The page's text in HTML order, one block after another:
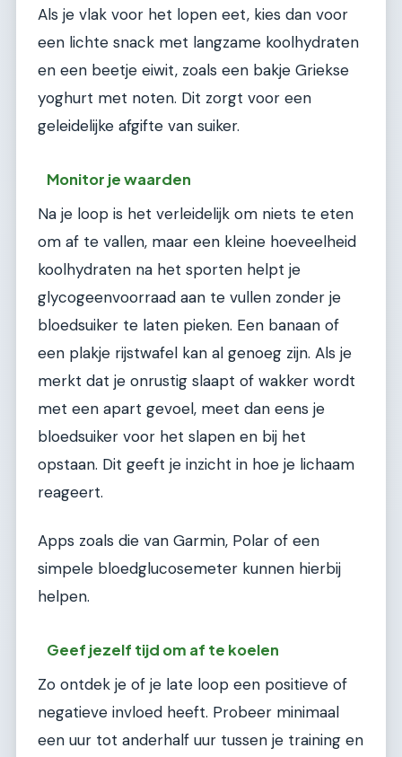
Als je vlak voor het lopen eet, kies dan voor
een lichte snack met langzame koolhydraten
en een beetje eiwit, zoals een bakje Griekse
yoghurt met noten. Dit zorgt voor een
geleidelijke afgifte van suiker.
Monitor je waarden
Na je loop is het verleidelijk om niets te eten
om af te vallen, maar een kleine hoeveelheid
koolhydraten na het sporten helpt je
glycogeenvoorraad aan te vullen zonder je
bloedsuiker te laten pieken. Een banaan of
een plakje rijstwafel kan al genoeg zijn. Als je
merkt dat je onrustig slaapt of wakker wordt
met een apart gevoel, meet dan eens je
bloedsuiker voor het slapen en bij het
opstaan. Dit geeft je inzicht in hoe je lichaam
reageert.
Apps zoals die van Garmin, Polar of een
simpele bloedglucosemeter kunnen hierbij
helpen.
Geef jezelf tijd om af te koelen
Zo ontdek je of je late loop een positieve of
negatieve invloed heeft. Probeer minimaal
een uur tot anderhalf uur tussen je training en